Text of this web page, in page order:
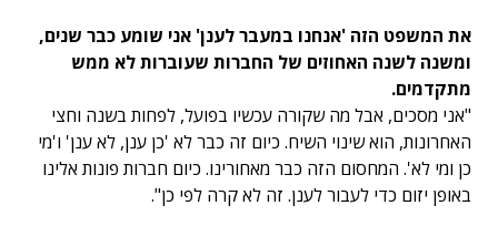
את המשפט הזה 'אנחנו במעבר לענן' אני שומע כבר שנים,
ומשנה לשנה האחוזים של החברות שעוברות לא ממש
מתקדמים.
"אני מסכים, אבל מה שקורה עכשיו בפועל, לפחות בשנה וחצי
האחרונות, הוא שינוי השיח. כיום זה כבר לא 'כן ענן, לא ענן' ו'מי
כן ומי לא'. המחסום הזה כבר מאחורינו. כיום חברות פונות אלינו
באופן יזום כדי לעבור לענן. זה לא קרה לפי כן".